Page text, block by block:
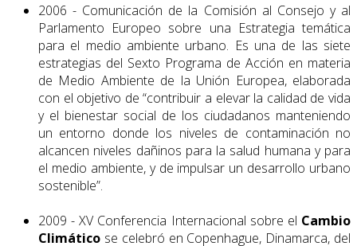
2006 - Comunicación de la Comisión al Consejo y al
Parlamento Europeo sobre una Estrategia temática
para el medio ambiente urbano. Es una de las siete
estrategias del Sexto Programa de Acción en materia
de Medio Ambiente de la Unión Europea, elaborada
con el objetivo de “contribuir a elevar la calidad de vida
y el bienestar social de los ciudadanos manteniendo
un entorno donde los niveles de contaminación no
alcancen niveles dañinos para la salud humana y para
el me­dio ambiente, y de impulsar un desarrollo urbano
sostenible”.
2009 - XV Conferencia Internacional sobre el Cambio
Climático se celebró en Copenhague, Dinamarca, del